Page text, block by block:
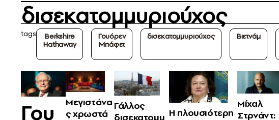
δισεκατομμυριούχος
tags
Berkshire
Hathaway
Γουόρεν
Μπάφετ
δισεκατομμυριούχος Βιετνάμ
Γου
Μεγιστάνα
ς χρωστά
Γάλλος
δισεκατομμ Η πλουσιότερη
Μίχαλ